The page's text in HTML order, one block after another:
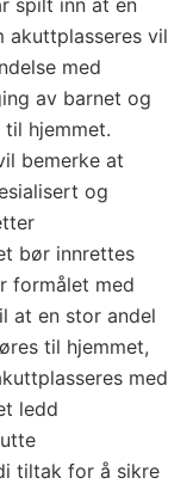
spilt inn at en
akuttplasseres vil
med
av barnet og
hjemmet.
bemerke at
og
bør innrettes
formålet med
at en stor andel
til hjemmet,
med
ledd
tiltak for å sikre